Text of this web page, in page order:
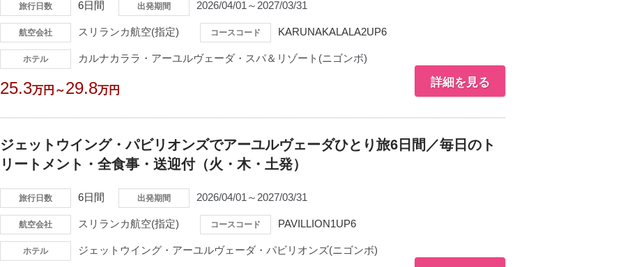
旅行日数 6日間 出発期間 2026/04/01～2027/03/31
航空会社 スリランカ航空(指定) コースコード KARUNAKALALA2UP6
ホテル カルナカララ・アーユルヴェーダ・スパ＆リゾート(ニゴンボ)
25.3万円～29.8万円
詳細を見る
ジェットウイング・パビリオンズでアーユルヴェーダひとり旅6日間／毎日のト
リートメント・全食事・送迎付（火・木・土発）
旅行日数 6日間 出発期間 2026/04/01～2027/03/31
航空会社 スリランカ航空(指定) コースコード PAVILLION1UP6
ホテル ジェットウイング・アーユルヴェーダ・パビリオンズ(ニゴンボ)